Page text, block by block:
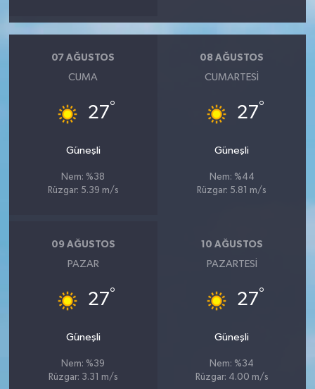
07 AĞUSTOS
CUMA
27°
Güneşli
Nem: %38
Rüzgar: 5.39 m/s
08 AĞUSTOS
CUMARTESI
27°
Güneşli
Nem: %44
Rüzgar: 5.81 m/s
09 AĞUSTOS
PAZAR
27°
Güneşli
Nem: %39
Rüzgar: 3.31 m/s
10 AĞUSTOS
PAZARTESI
27°
Güneşli
Nem: %34
Rüzgar: 4.00 m/s